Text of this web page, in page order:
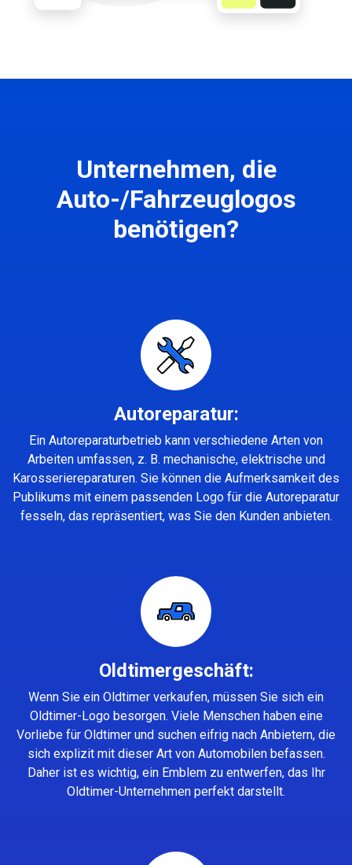
Unternehmen, die
Auto-/Fahrzeuglogos
benötigen?
Autoreparatur:
Ein Autoreparaturbetrieb kann verschiedene Arten von
Arbeiten umfassen, z. B. mechanische, elektrische und
Karosseriereparaturen. Sie können die Aufmerksamkeit des
Publikums mit einem passenden Logo für die Autoreparatur
fesseln, das repräsentiert, was Sie den Kunden anbieten.
Oldtimergeschäft:
Wenn Sie ein Oldtimer verkaufen, müssen Sie sich ein
Oldtimer-Logo besorgen. Viele Menschen haben eine
Vorliebe für Oldtimer und suchen eifrig nach Anbietern, die
sich explizit mit dieser Art von Automobilen befassen.
Daher ist es wichtig, ein Emblem zu entwerfen, das Ihr
Oldtimer-Unternehmen perfekt darstellt.